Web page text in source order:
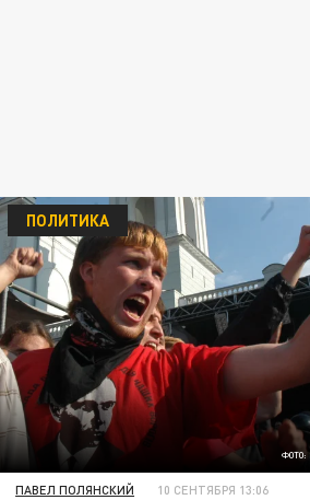
ФОТО:
ПОЛИТИКА
ПАВЕЛ ПОЛЯНСКИЙ 10 СЕНТЯБРЯ 13:06